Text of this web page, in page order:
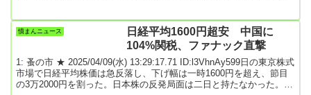
也海将が務める予定です。令和4年度計画音響測定艦とは、ひびき型
音響測定艦の4番艦です。音響測定艦とは、海洋における音響情報の
憤まんニュース
日経平均1600円超安 中国に
104%関税、ファナック直撃
1: 蚤の市 ★ 2025/04/09(水) 13:29:17.71 ID:l3VhnAy599日の東京株式
市場で日経平均株価は急反落し、下げ幅は一時1600円を超え、節目
の3万2000円を割った。日本株の反発局面は二日と持たなかった。ト